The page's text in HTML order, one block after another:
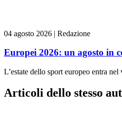
04 agosto 2026 | Redazione
Europei 2026: un agosto in
L’estate dello sport europeo entra
Articoli dello stesso